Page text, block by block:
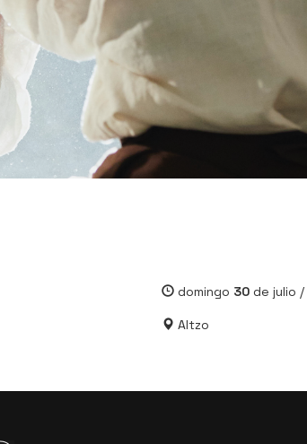
domingo 30 de julio /
Altzo